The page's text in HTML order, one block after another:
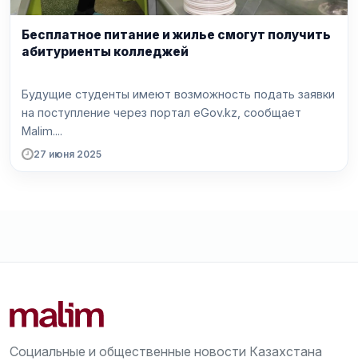
Бесплатное питание и жилье смогут получить
абитуриенты колледжей
Будущие студенты имеют возможность подать заявки
на поступление через портал eGov.kz, сообщает
Malim....
27 июня 2025
Социальные и общественные новости Казахстана